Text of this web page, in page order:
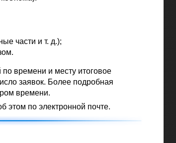
части и т. д.);
по времени и месту итоговое
заявок. Более подробная
времени.
этом по электронной почте.